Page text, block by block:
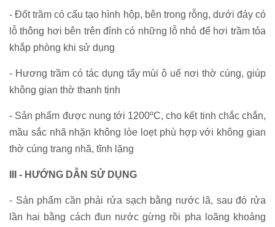
- Đốt trầm có cấu tạo hình hộp, bên trong rỗng, dưới đáy có
lỗ thông hơi bên trên đỉnh có những lỗ nhỏ để hơi trầm tỏa
khắp phòng khi sử dụng
- Hương trầm có tác dụng tẩy mùi ô uế nơi thờ cúng, giúp
không gian thờ thanh tịnh
- Sản phẩm được nung tới 1200ºC, cho kết tinh chắc chắn,
mầu sắc nhã nhặn không lòe loẹt phù hợp với không gian
thờ cúng trang nhã, tĩnh lặng
III - HƯỚNG DẪN SỬ DỤNG
- Sản phẩm cần phải rửa sạch bằng nước lã, sau đó rửa
lần hai bằng cách đun nước gừng rồi pha loãng khoảng